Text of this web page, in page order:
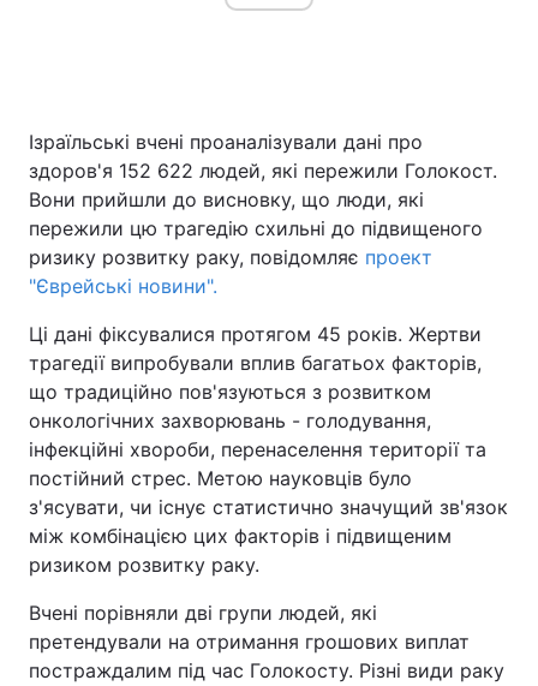
Головна
Україна Політика
Економіка Світ
Спорт
Техно і зв'язок Лайт
Зброя Інциденти
Цікавинки Погода
Ізраїльські вчені проаналізували дані про
здоров'я 152 622 людей, які пережили Голокост.
Вони прийшли до висновку, що люди, які
пережили цю трагедію схильні до підвищеного
ризику розвитку раку, повідомляє проект
"Єврейські новини".
Ці дані фіксувалися протягом 45 років. Жертви
трагедії випробували вплив багатьох факторів,
що традиційно пов'язуються з розвитком
онкологічних захворювань - голодування,
інфекційні хвороби, перенаселення території та
постійний стрес. Метою науковців було
з'ясувати, чи існує статистично значущий зв'язок
між комбінацією цих факторів і підвищеним
ризиком розвитку раку.
Вчені порівняли дві групи людей, які
претендували на отримання грошових виплат
постраждалим під час Голокосту. Різні види раку